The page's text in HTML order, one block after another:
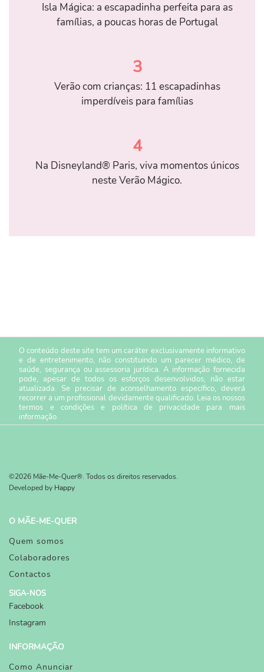
Isla Mágica: a escapadinha perfeita para as
famílias, a poucas horas de Portugal
3
Verão com crianças: 11 escapadinhas
imperdíveis para famílias
4
Na Disneyland® Paris, viva momentos únicos
neste Verão Mágico.
O conteúdo deste site tem um caráter exclusivamente informativo
e de entretenimento, não constituindo um parecer médico, de
saúde, segurança ou assessoria jurídica. A informação fornecida
pode, apesar de todos os esforços desenvolvidos, não estar
atualizada. Se precisar de aconselhamento específico, deverá
recorrer a um profissional devidamente qualificado. Leia os nossos
termos e condiçõese política de privacidade para mais
informação.
©2026 Mãe-Me-Quer®. Todos os direitos reservados.
Developed by Happy
O MÃE-ME-QUER
Quem somos
Colaboradores
Contactos
SIGA-NOS
Facebook
Instagram
INFORMAÇÃO
Como Anunciar